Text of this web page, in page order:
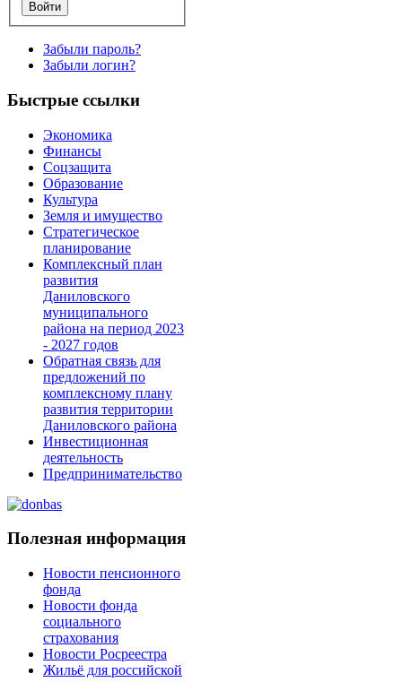
Забыли пароль?
Забыли логин?
Быстрые ссылки
Экономика
Финансы
Соцзащита
Образование
Культура
Земля и имущество
Стратегическое
планирование
Комплексный план
развития
Даниловского
муниципального
района на период 2023
- 2027 годов
Обратная связь для
предложений по
комплексному плану
развития территории
Даниловского района
Инвестиционная
деятельность
Предпринимательство
Полезная информация
Новости пенсионного
фонда
Новости фонда
социального
страхования
Новости Росреестра
Жильё для российской